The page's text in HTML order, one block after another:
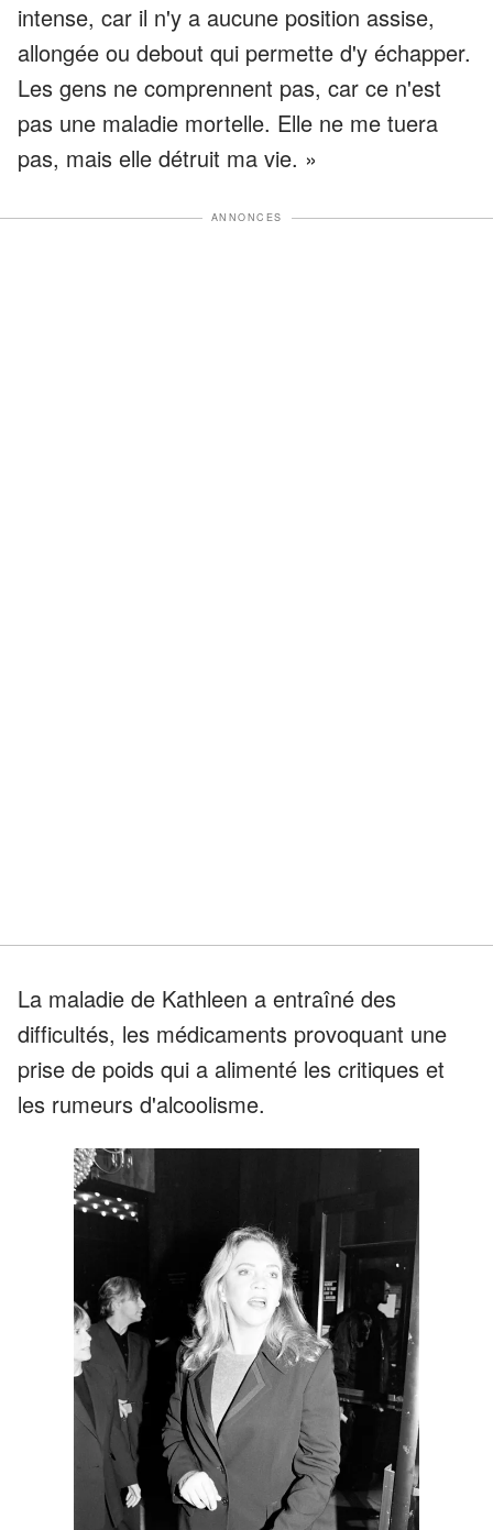
intense, car il n'y a aucune position assise,
allongée ou debout qui permette d'y échapper.
Les gens ne comprennent pas, car ce n'est
pas une maladie mortelle. Elle ne me tuera
pas, mais elle détruit ma vie. »
ANNONCES
La maladie de Kathleen a entraîné des
difficultés, les médicaments provoquant une
prise de poids qui a alimenté les critiques et
les rumeurs d'alcoolisme.